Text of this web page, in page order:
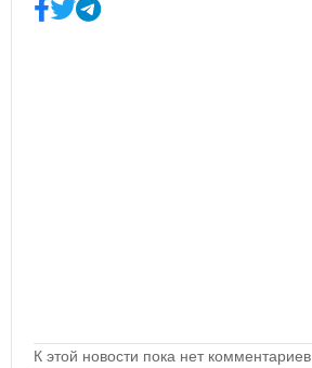
К этой новости пока нет комментариев.